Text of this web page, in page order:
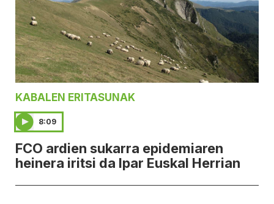
KABALEN ERITASUNAK
8:09
FCO ardien sukarra epidemiaren
heinera iritsi da Ipar Euskal Herrian